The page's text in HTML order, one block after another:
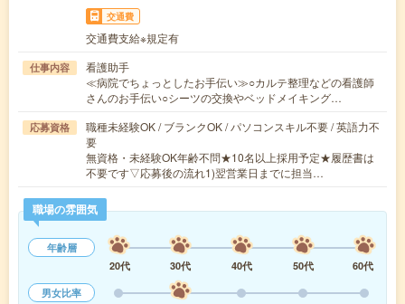
交通費
交通費支給※規定有
仕事内容
看護助手
≪病院でちょっとしたお手伝い≫○カルテ整理などの看護師
さんのお手伝い○シーツの交換やベッドメイキング…
応募資格
職種未経験OK / ブランクOK / パソコンスキル不要 / 英語力不
要
無資格・未経験OK年齢不問★10名以上採用予定★履歴書は
不要です▽応募後の流れ1)翌営業日までに担当…
職場の雰囲気
年齢層
20代
30代 40代 50代
60代
男女比率